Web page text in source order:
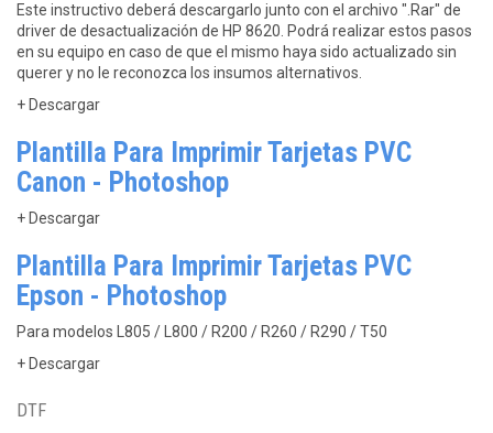
Este instructivo deberá descargarlo junto con el archivo ".Rar" de
driver de desactualización de HP 8620. Podrá realizar estos pasos
en su equipo en caso de que el mismo haya sido actualizado sin
querer y no le reconozca los insumos alternativos.
+ Descargar
Plantilla Para Imprimir Tarjetas PVC
Canon - Photoshop
+ Descargar
Plantilla Para Imprimir Tarjetas PVC
Epson - Photoshop
Para modelos L805 / L800 / R200 / R260 / R290 / T50
+ Descargar
DTF